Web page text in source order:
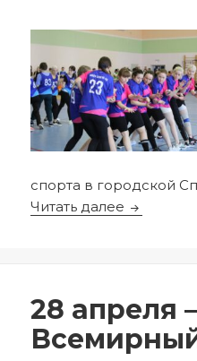
спорта в городской
Читать далее Как
28 апреля